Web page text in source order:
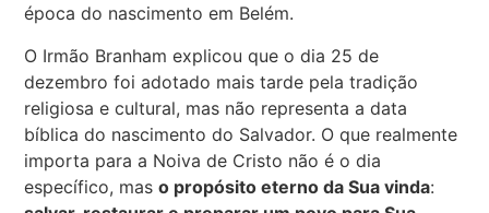
época do nascimento em Belém.
O Irmão Branham explicou que o dia 25 de
dezembro foi adotado mais tarde pela tradição
religiosa e cultural, mas não representa a data
bíblica do nascimento do Salvador. O que realmente
importa para a Noiva de Cristo não é o dia
específico, maso propósito eterno da Sua vinda: